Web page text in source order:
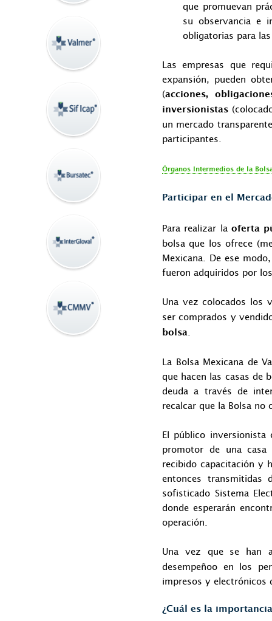
que promuevan
su observancia e
obligatorias para
Las empresas que
expansión, pueden
(acciones,
inversionistas
un mercado
participantes.
Órganos Intermedios de la
Participar en el
Para realizar la oferta
bolsa que los ofrece
Mexicana. De ese
fueron adquiridos por
Una vez colocados los
ser comprados y
bolsa
La Bolsa Mexicana de
que hacen las casas de
deuda a través de
recalcar que la Bolsa no
El público
promotor de una casa
recibido capacitación y
entonces
sofisticado Sistema
donde esperarán
operación.
Una vez que se han
desempeñoo en los
impresos y electrónicos
¿Cuál es la